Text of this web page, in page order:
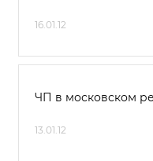
16.01.12
ЧП в московском
13.01.12